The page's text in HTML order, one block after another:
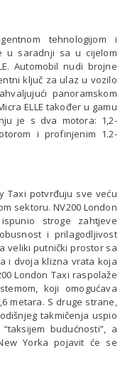
tehnologijom i
u saradnji sa u cijelom
Automobil nudi brojne
ključ za ulaz u vozilo
panoramskom
ELLE također u gamu
je s dva motora: 1,2-
i profinjenim 1.2-
Taxi potvrđuju sve veću
sektoru. NV200 London
stroge zahtjeve
i prilagodljivost
veliki putnički prostor sa
i dvoja klizna vrata koja
London Taxi raspolaže
koji omogućava
metara. S druge strane,
takmičenja uspio
budućnosti”, a
Yorka pojavit će se